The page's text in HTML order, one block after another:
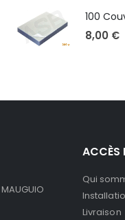
8,00 €
ACCÈS
Qui
Livraison